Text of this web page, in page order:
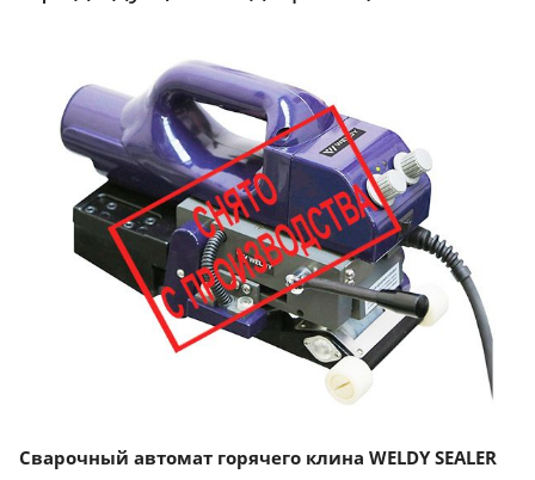
Сварочный автомат горячего клина WELDY SEALER